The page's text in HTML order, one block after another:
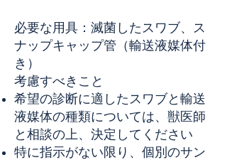
必要な用具：滅菌したスワブ、ス
ナップキャップ管（輸送液媒体付
き）
考慮すべきこと
希望の診断に適したスワブと輸送
液媒体の種類については、獣医師
と相談の上、決定してください
特に指示がない限り、個別のサン